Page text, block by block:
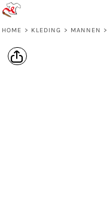
HOME > KLEDING > MANNEN >